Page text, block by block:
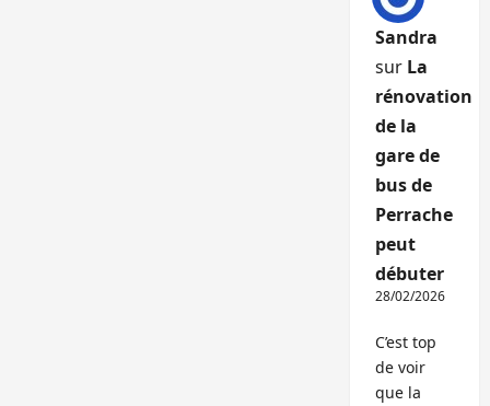
Sandra
sur La
rénovation
de la
gare de
bus de
Perrache
peut
débuter
28/02/2026
C’est top
de voir
que la